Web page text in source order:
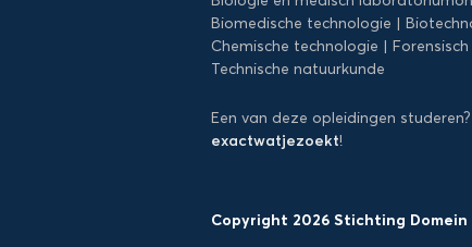
Biomedische technologie
Chemische technologie
Technische natuurkunde
Een van deze opleidingen
exactwatjezoekt!
Copyright 2026 Stichting Domein